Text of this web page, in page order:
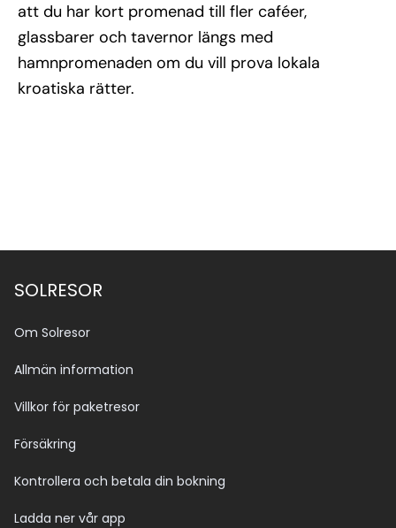
att du har kort promenad till fler caféer,
glassbarer och tavernor längs med
hamnpromenaden om du vill prova lokala
kroatiska rätter.
SOLRESOR
Om Solresor
Allmän information
Villkor för paketresor
Försäkring
Kontrollera och betala din bokning
Ladda ner vår app